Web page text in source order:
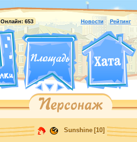
Онлайн: 653 Новости Рейтинг
Sunshine [10]